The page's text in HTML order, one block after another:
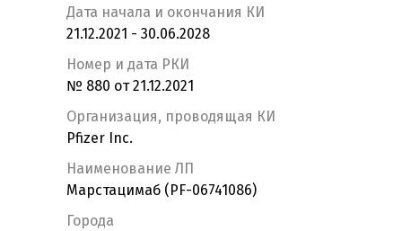
Дата начала и окончания КИ
21.12.2021 - 30.06.2028
Номер и дата РКИ
№ 880 от 21.12.2021
Организация, проводящая КИ
Pfizer Inc.
Наименование ЛП
Марстацимаб (PF-06741086)
Города